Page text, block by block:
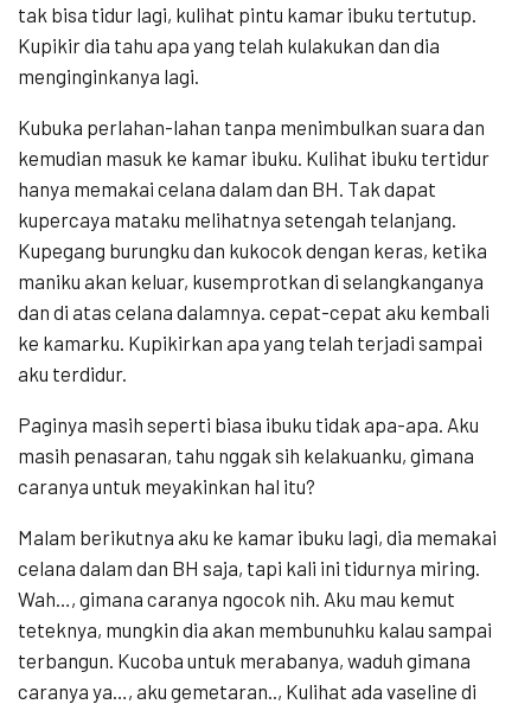
tak bisa tidur lagi, kulihat pintu kamar ibuku tertutup.
Kupikir dia tahu apa yang telah kulakukan dan dia
menginginkanya lagi.
Kubuka perlahan-lahan tanpa menimbulkan suara dan
kemudian masuk ke kamar ibuku. Kulihat ibuku tertidur
hanya memakai celana dalam dan BH. Tak dapat
kupercaya mataku melihatnya setengah telanjang.
Kupegang burungku dan kukocok dengan keras, ketika
maniku akan keluar, kusemprotkan di selangkanganya
dan di atas celana dalamnya. cepat-cepat aku kembali
ke kamarku. Kupikirkan apa yang telah terjadi sampai
aku terdidur.
Paginya masih seperti biasa ibuku tidak apa-apa. Aku
masih penasaran, tahu nggak sih kelakuanku, gimana
caranya untuk meyakinkan hal itu?
Malam berikutnya aku ke kamar ibuku lagi, dia memakai
celana dalam dan BH saja, tapi kali ini tidurnya miring.
Wah…, gimana caranya ngocok nih. Aku mau kemut
teteknya, mungkin dia akan membunuhku kalau sampai
terbangun. Kucoba untuk merabanya, waduh gimana
caranya ya…, aku gemetaran.., Kulihat ada vaseline di